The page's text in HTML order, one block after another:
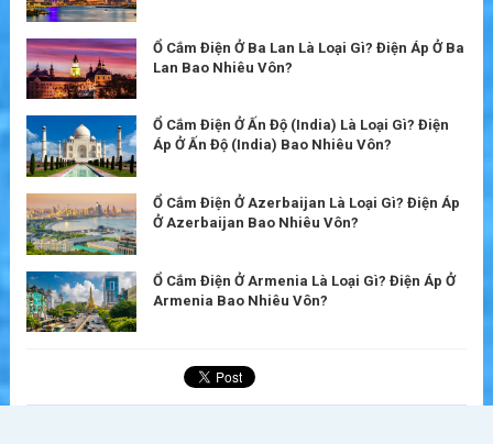
Ổ Cắm Điện Ở Ba Lan Là Loại Gì? Điện Áp Ở Ba
Lan Bao Nhiêu Vôn?
Ổ Cắm Điện Ở Ấn Độ (India) Là Loại Gì? Điện
Áp Ở Ấn Độ (India) Bao Nhiêu Vôn?
Ổ Cắm Điện Ở Azerbaijan Là Loại Gì? Điện Áp
Ở Azerbaijan Bao Nhiêu Vôn?
Ổ Cắm Điện Ở Armenia Là Loại Gì? Điện Áp Ở
Armenia Bao Nhiêu Vôn?